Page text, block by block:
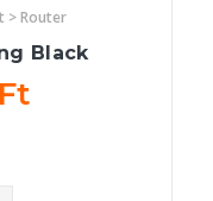
> Router
Black